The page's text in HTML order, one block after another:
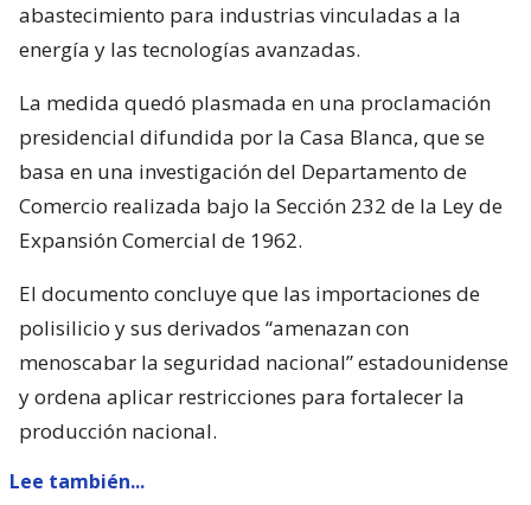
abastecimiento para industrias vinculadas a la
energía y las tecnologías avanzadas.
La medida quedó plasmada en una proclamación
presidencial difundida por la Casa Blanca, que se
basa en una investigación del Departamento de
Comercio realizada bajo la Sección 232 de la Ley de
Expansión Comercial de 1962.
El documento concluye que las importaciones de
polisilicio y sus derivados “amenazan con
menoscabar la seguridad nacional” estadounidense
y ordena aplicar restricciones para fortalecer la
producción nacional.
Lee también...